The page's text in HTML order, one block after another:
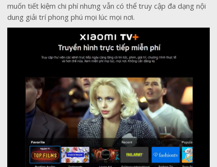
muốn tiết kiệm chi phí nhưng vẫn có thể truy cập đa dạng nội
dung giải trí phong phú mọi lúc mọi nơi.